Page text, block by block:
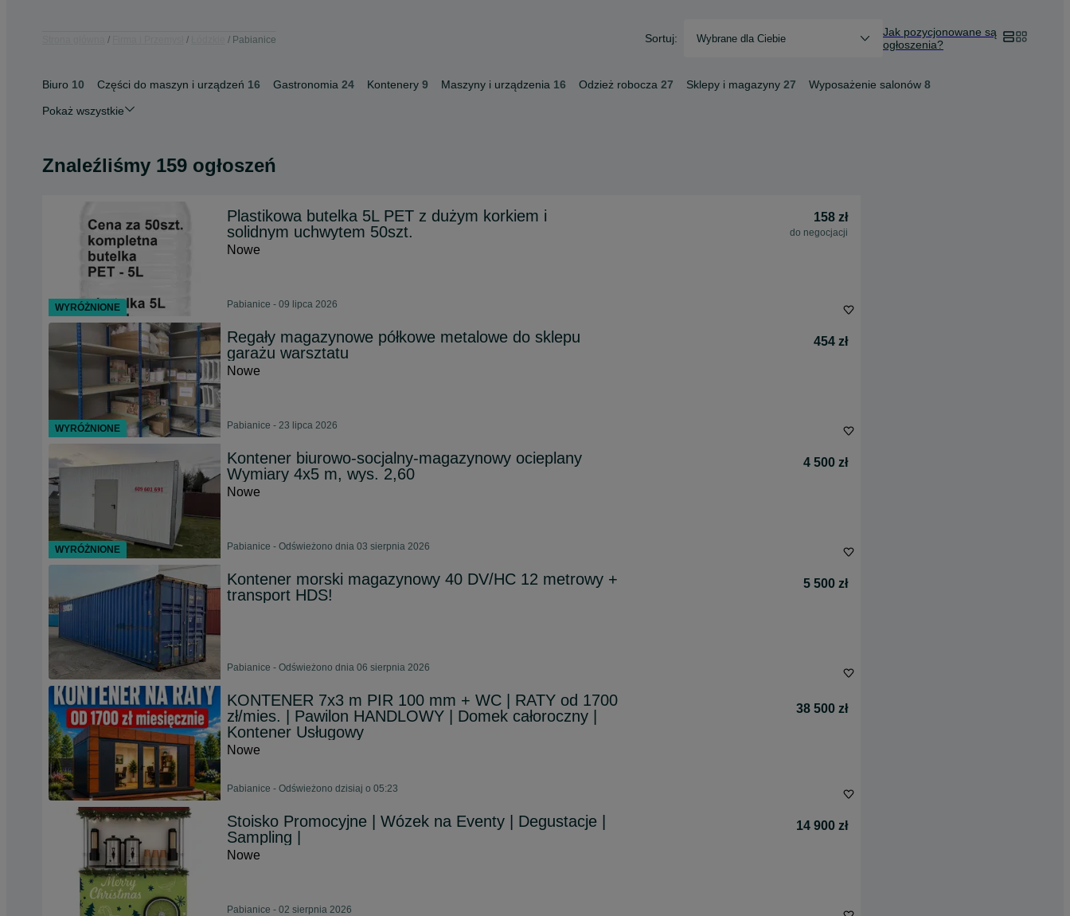
Pabianice Sortuj: Wybrane dla Ciebie
Jak pozycjonowane są
ogłoszenia?
Biuro 10 Części do maszyn i urządzeń 16 Gastronomia 24 Kontenery 9 Maszyny i urządzenia 16 Odzież robocza 27 Sklepy i magazyny 27 Wyposażenie salonów 8
Pokaż wszystkie
Znaleźliśmy 159 ogłoszeń
Plastikowa butelka 5L PET z dużym korkiem i
solidnym uchwytem 50szt.
158 zł
do negocjacji
Nowe
Pabianice - 09 lipca 2026
Regały magazynowe półkowe metalowe do sklepu
garażu warsztatu
454 zł
Nowe
Pabianice - 23 lipca 2026
Kontener biurowo-socjalny-magazynowy ocieplany
Wymiary 4x5 m, wys. 2,60
4 500 zł
Nowe
Pabianice - Odświeżono dnia 03 sierpnia 2026
Kontener morski magazynowy 40 DV/HC 12 metrowy +
transport HDS!
5 500 zł
Pabianice - Odświeżono dnia 06 sierpnia 2026
KONTENER 7x3 m PIR 100 mm + WC | RATY od 1700
zł/mies. | Pawilon HANDLOWY | Domek całoroczny |
Kontener Usługowy
38 500 zł
Nowe
Pabianice - Odświeżono dzisiaj o 05:23
Stoisko Promocyjne | Wózek na Eventy | Degustacje |
Sampling |
14 900 zł
Nowe
Pabianice - 02 sierpnia 2026
WYRÓŻNIONE
WYRÓŻNIONE
WYRÓŻNIONE